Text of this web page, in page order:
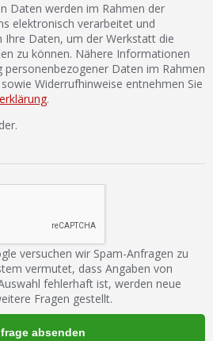
Daten werden im Rahmen der
elektronisch verarbeitet und
Ihre Daten, um der Werkstatt die
zu können. Nähere Informationen
personenbezogener Daten im Rahmen
Widerrufhinweise entnehmen Sie
.
versuchen wir Spam-Anfragen zu
vermutet, dass Angaben von
fehlerhaft ist, werden neue
Fragen gestellt.